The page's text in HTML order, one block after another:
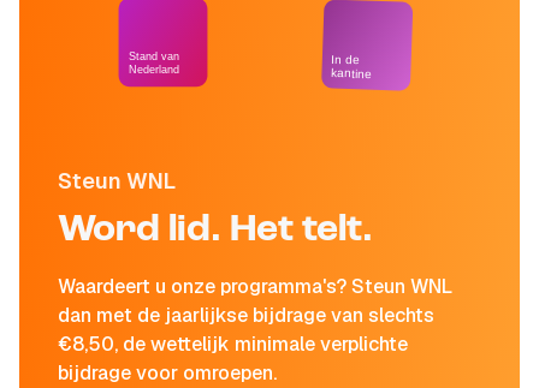
Steun WNL
Word lid. Het telt.
Waardeert u onze programma's? Steun WNL
dan met de jaarlijkse bijdrage van slechts
€8,50, de wettelijk minimale verplichte
bijdrage voor omroepen.
Stand van
Nederland
In de
kantine